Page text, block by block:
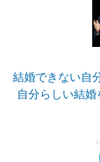
結婚できない自
自分らしい結